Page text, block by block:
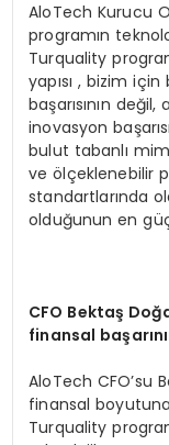
AloTech Kurucu
programın
Turquality
yapısı , bizim
başarısının
inovasyon
bulut tabanlı
ve ölçeklenebilir
standartlarında
olduğunun en
CFO Bektaş Doğ
finansal
AloTech CFO’su
finansal
Turquality